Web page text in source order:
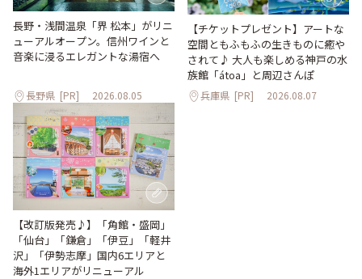
長野・浅間温泉「界 松本」がリニ
ューアルオープン。信州ワインと
音楽に浸るエレガントな湯宿へ
長野県 [PR] 2026.08.05
【チケットプレゼント】アートな
空間ともふもふの生きものに癒や
されて♪ 大人も楽しめる神戸の水
族館「átoa」と周辺さんぽ
兵庫県 [PR] 2026.08.07
【改訂版発売♪】「角館・盛岡」
「仙台」「鎌倉」「伊豆」「軽井
沢」「伊勢志摩」国内6エリアと
海外1エリアがリニューアル